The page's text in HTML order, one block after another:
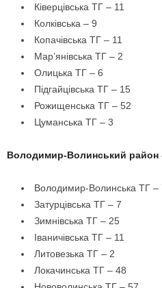
Ківерцівська ТГ – 11
Колківська – 9
Копачівська ТГ – 11
Мар’янівська ТГ – 2
Олицька ТГ – 6
Підгайцівська ТГ – 15
Рожищенська ТГ – 52
Цуманська ТГ – 3
Володимир-Волинський район
Володимир-Волинська ТГ –
Затурцівська ТГ – 7
Зимнівська ТГ – 25
Іваничівська ТГ – 11
Литовезька ТГ – 2
Локачинська ТГ – 48